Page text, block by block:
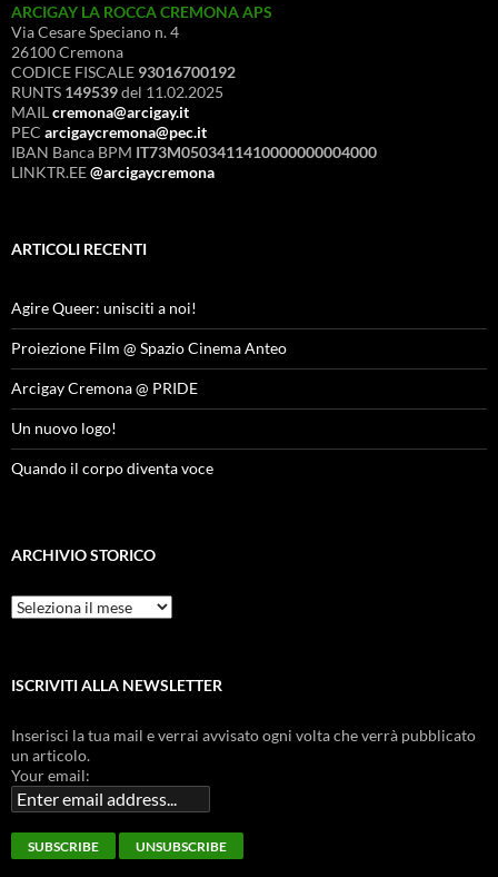
ARCIGAY LA ROCCA CREMONA APS
Via Cesare Speciano n. 4
26100 Cremona
CODICE FISCALE 93016700192
RUNTS 149539del 11.02.2025
MAIL cremona@arcigay.it
PEC arcigaycremona@pec.it
IBAN Banca BPM IT73M0503411410000000004000
LINKTR.EE@arcigaycremona
ARTICOLI RECENTI
Agire Queer: unisciti a noi!
Proiezione Film @ Spazio Cinema Anteo
Arcigay Cremona @ PRIDE
Un nuovo logo!
Quando il corpo diventa voce
ARCHIVIO STORICO
Archivio
Storico
ISCRIVITI ALLA NEWSLETTER
Inserisci la tua mail e verrai avvisato ogni volta che verrà pubblicato
un articolo.
Your email: